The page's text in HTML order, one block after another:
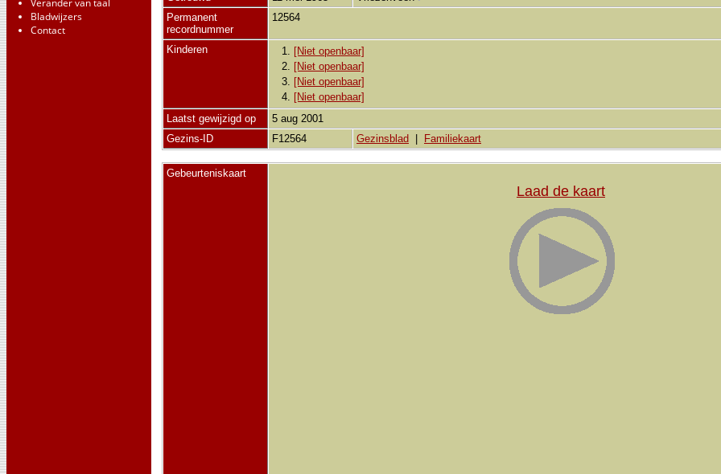
Verander van taal
Bladwijzers
Contact
Permanent
recordnummer
12564
Kinderen 1. [Niet openbaar]
2. [Niet openbaar]
3. [Niet openbaar]
4. [Niet openbaar]
Laatst gewijzigd op
5 aug 2001
Gezins-ID
F12564 Gezinsblad Familiekaart
Gebeurteniskaart
Laad de kaart